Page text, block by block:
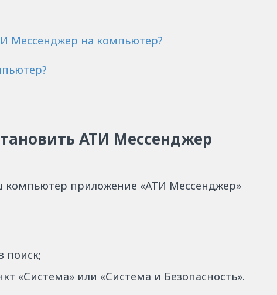
Мессенджер на компьютер?
АТИ Мессенджер
компьютер приложение «АТИ Мессенджер»
поиск;
«Система» или «Система и Безопасность».